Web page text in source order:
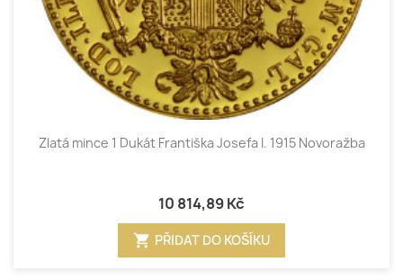
Zlatá mince 1 Dukát Františka Josefa I. 1915 Novoražba
10 814,89 Kč
shopping_cart PŘIDAT DO KOŠÍKU